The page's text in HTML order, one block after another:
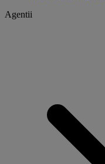
Agentii